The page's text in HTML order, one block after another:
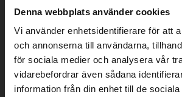
Denna webbplats använder cookies
Vi använder enhetsidentifierare för att
och annonserna till användarna,
för sociala medier och analysera vår
vidarebefordrar även sådana
information från din enhet till de
We have detected that your
Swedish. To better service
abroad we have an English
site (kvdcars.com) that
same vehicles and services.